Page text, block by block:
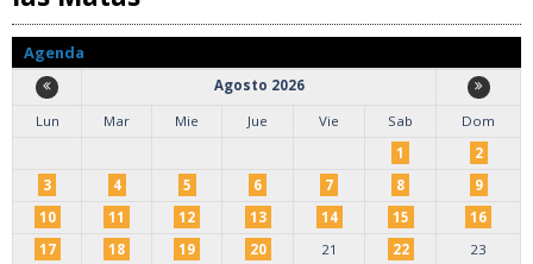
Agenda
Agosto 2026
Lun
Mar Mie Jue Vie Sab
Dom
1
2
3
4 5 6 7 8
9
10
11 12 13 14 15
16
17
18 19 20 21 22
23